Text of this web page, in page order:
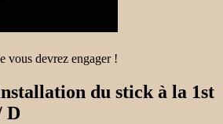
vous devrez engager !
du stick à la 1st
D